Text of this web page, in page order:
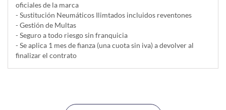
oficiales de la marca
- Sustitución Neumáticos Ilimtados incluidos reventones
- Gestión de Multas
- Seguro a todo riesgo sin franquicia
- Se aplica 1 mes de fianza (una cuota sin iva) a devolver al
finalizar el contrato